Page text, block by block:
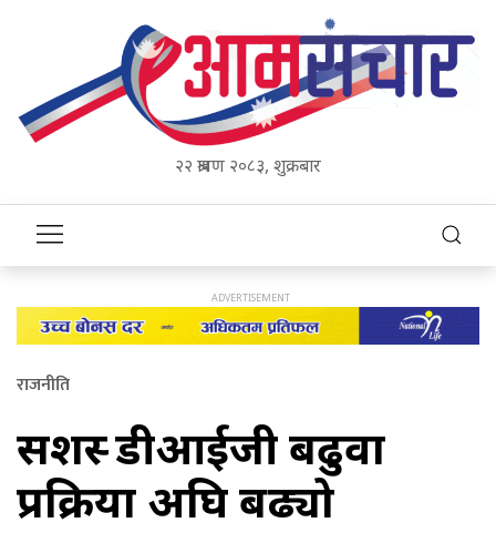
२२ श्रावण २०८३, शुक्रबार
राजनीति
सशस्त्र डीआईजी बढुवा
प्रक्रिया अघि बढ्यो